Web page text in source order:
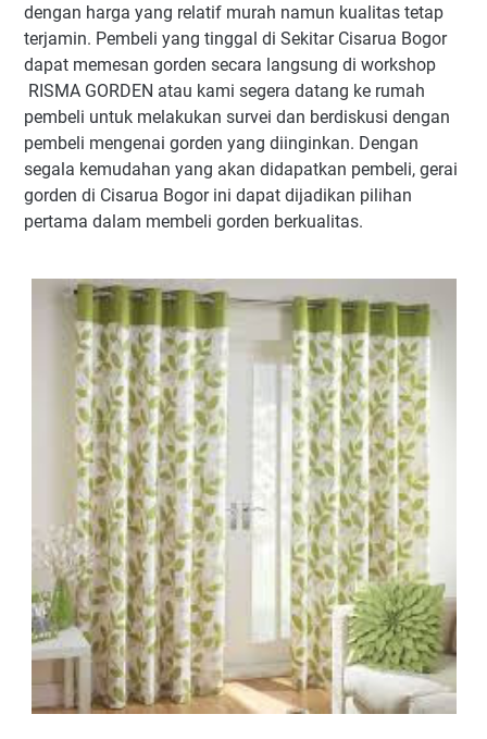
dengan harga yang relatif murah namun kualitas tetap
terjamin. Pembeli yang tinggal di Sekitar Cisarua Bogor
dapat memesan gorden secara langsung di workshop
RISMA GORDEN atau kami segera datang ke rumah
pembeli untuk melakukan survei dan berdiskusi dengan
pembeli mengenai gorden yang diinginkan. Dengan
segala kemudahan yang akan didapatkan pembeli, gerai
gorden di Cisarua Bogor ini dapat dijadikan pilihan
pertama dalam membeli gorden berkualitas.